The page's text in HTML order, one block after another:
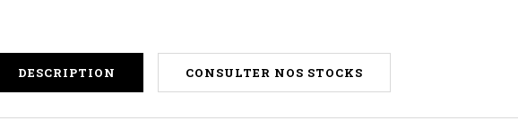
DESCRIPTION CONSULTER NOS STOCKS